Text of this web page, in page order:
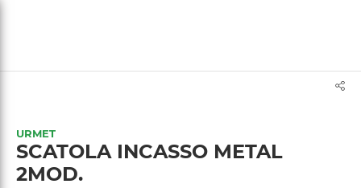
URMET
SCATOLA INCASSO METAL
2MOD.